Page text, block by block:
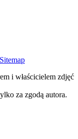
Sitemap
i właścicielem zdjęć
za zgodą autora.